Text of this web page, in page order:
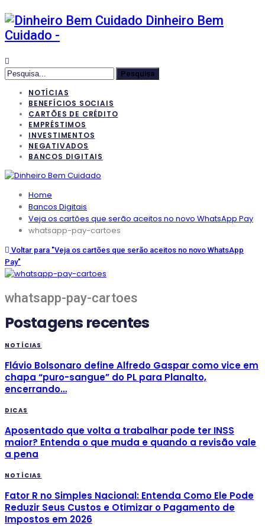
Dinheiro Bem
Cuidado -
NOTÍCIAS
BENEFÍCIOS SOCIAIS
CARTÕES DE CRÉDITO
EMPRÉSTIMOS
INVESTIMENTOS
NEGATIVADOS
BANCOS DIGITAIS
Home
Bancos Digitais
Veja os cartões que serão aceitos no novo WhatsApp Pay
whatsapp-pay-cartoes
Voltar para "Veja os cartões que serão aceitos no novo WhatsApp
Pay"
whatsapp-pay-cartoes
Postagens recentes
NOTÍCIAS
Flávio Bolsonaro define Alfredo Gaspar como vice em
chapa “puro-sangue” do PL para Planalto,
encerrando…
DICAS
Aposentado que volta a trabalhar pode ter INSS
maior? Entenda o que muda e quando a revisão vale
a pena
NOTÍCIAS
Fator R no Simples Nacional: Entenda Como Ele Pode
Reduzir Seus Custos e Otimizar o Pagamento de
Impostos em 2026